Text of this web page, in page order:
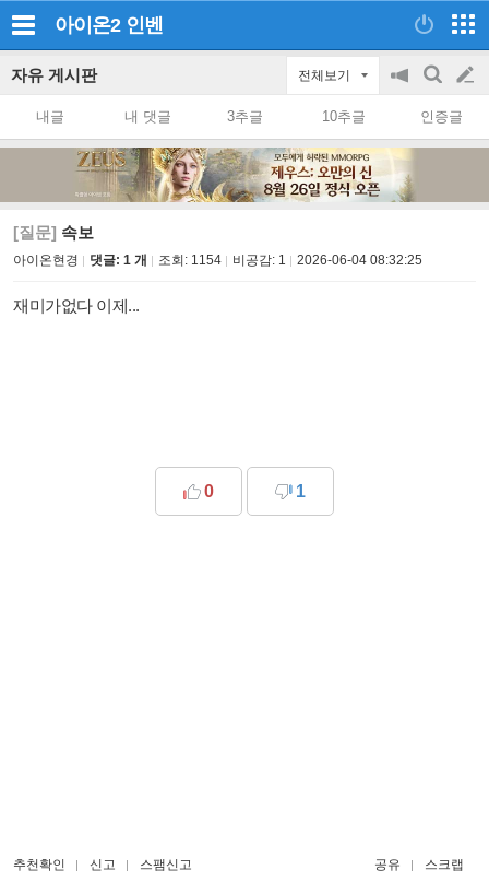
아이온2 인벤
자유 게시판 전체보기
공
on/off
검
색
글
쓰
내글 내 댓글 3추글 10추글 인증글
[질문] 속보
아이온현경 댓글: 1 개 조회: 1154 비공감: 1 2026-06-04 08:32:25
재미가없다 이제...
0 1
추천확인 신고 스팸신고 공유 스크랩